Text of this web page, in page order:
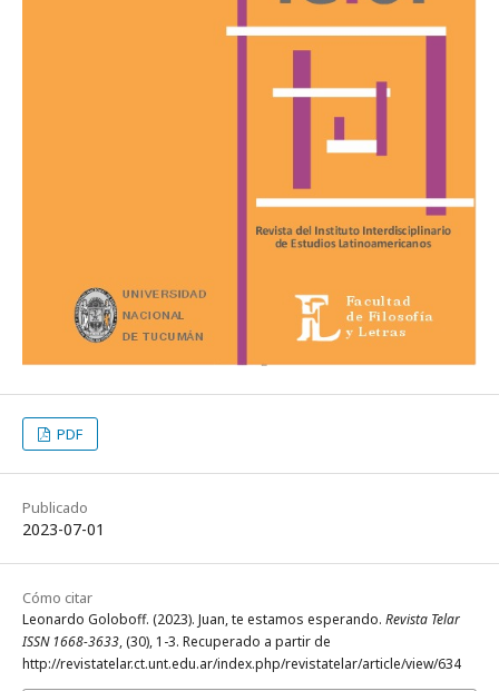
PDF
Publicado
2023-07-01
Cómo citar
Leonardo Goloboff. (2023). Juan, te estamos esperando. Revista Telar
ISSN 1668-3633, (30), 1-3. Recuperado a partir de
http://revistatelar.ct.unt.edu.ar/index.php/revistatelar/article/view/634